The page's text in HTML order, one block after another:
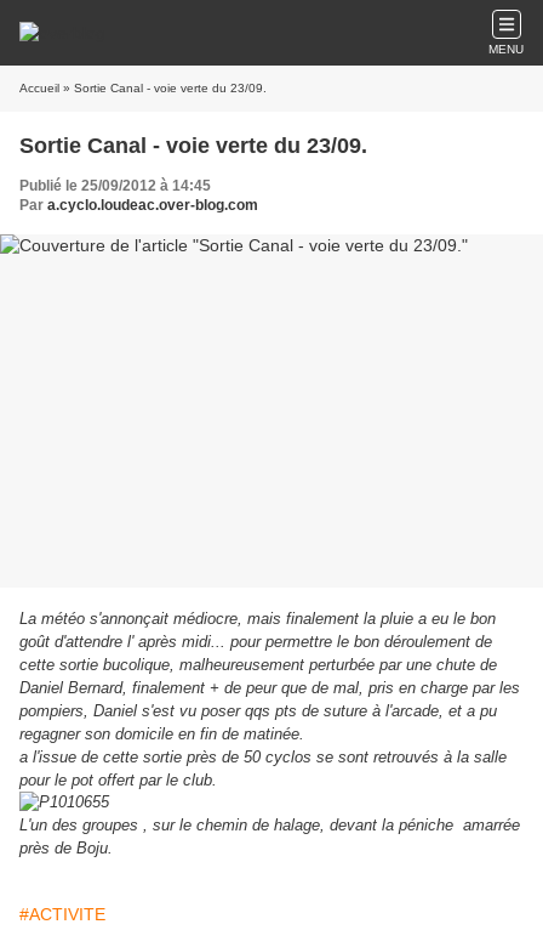
MENU
Accueil » Sortie Canal - voie verte du 23/09.
Sortie Canal - voie verte du 23/09.
Publié le 25/09/2012 à 14:45
Par a.cyclo.loudeac.over-blog.com
La météo s'annonçait médiocre, mais finalement la pluie a eu le bon
goût d'attendre l' après midi... pour permettre le bon déroulement de
cette sortie bucolique, malheureusement perturbée par une chute de
Daniel Bernard, finalement + de peur que de mal, pris en charge par les
pompiers, Daniel s'est vu poser qqs pts de suture à l'arcade, et a pu
regagner son domicile en fin de matinée.
a l'issue de cette sortie près de 50 cyclos se sont retrouvés à la salle
pour le pot offert par le club.
L'un des groupes , sur le chemin de halage, devant la péniche amarrée
près de Boju.
#ACTIVITE